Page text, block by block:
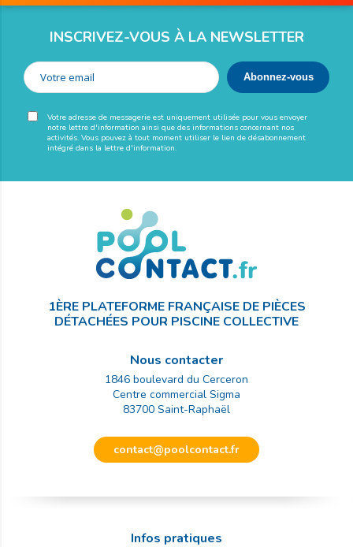
INSCRIVEZ-VOUS À LA NEWSLETTER
Votre adresse de messagerie est uniquement utilisée pour vous envoyer
notre lettre d'information ainsi que des informations concernant nos
activités. Vous pouvez à tout moment utiliser le lien de désabonnement
intégré dans la lettre d'information.
1ÈRE PLATEFORME FRANÇAISE DE PIÈCES
DÉTACHÉES POUR PISCINE COLLECTIVE
Nous contacter
1846 boulevard du Cerceron
Centre commercial Sigma
83700 Saint-Raphaël
contact@poolcontact.fr
Infos pratiques